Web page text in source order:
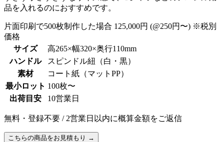
品を入れるのにおすすめです。
片面印刷で500枚制作した場合 125,000円 (@250円〜) ※税別
価格
サイズ
高265×幅320×奥行110mm
ハンドル
スピンドル紐（白・黒）
素材
コート紙（マットPP）
最小ロット 100枚〜
出荷目安
10営業日
無料・登録不要 / 2営業日以内に概算金額をご返信
こちらの商品をお見積もり →